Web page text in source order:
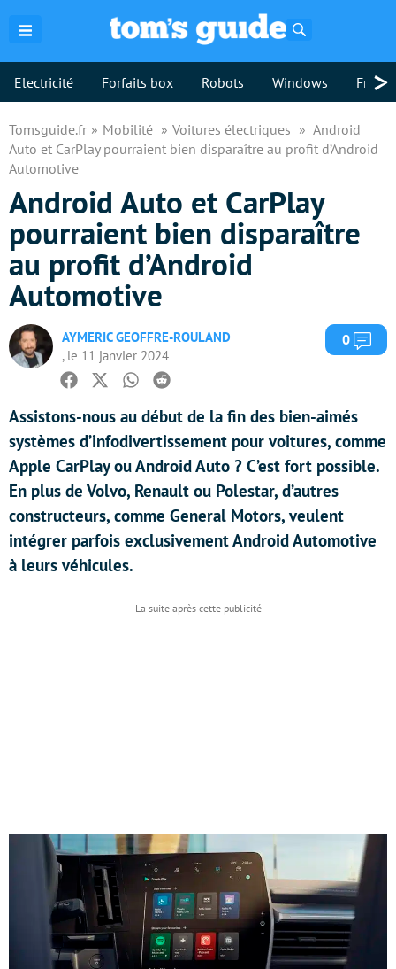
Electricité Forfaits box Robots Windows >
Tomsguide.fr Mobilité Voitures électriques
Android
Auto et CarPlay pourraient bien disparaître au profit d’Android
Automotive
Android Auto et CarPlay
pourraient bien disparaître
au profit d’Android
Automotive
AYMERIC GEOFFRE-ROULAND
, le 11 janvier 2024
0
Facebook
TwitterWhatsapp
Reddit
Assistons-nous au début de la fin des bien-aimés
systèmes d’infodivertissement pour voitures, comme
Apple CarPlay ou Android Auto ? C’est fort possible.
En plus de Volvo, Renault ou Polestar, d’autres
constructeurs, comme General Motors, veulent
intégrer parfois exclusivement Android Automotive
à leurs véhicules.